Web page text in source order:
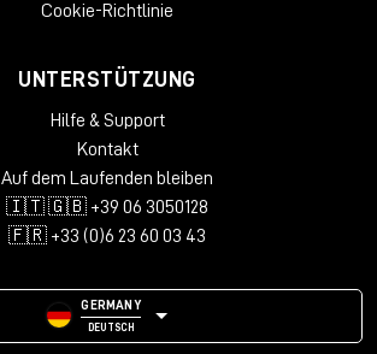
Cookie-Richtlinie
UNTERSTÜTZUNG
Hilfe & Support
Kontakt
Auf dem Laufenden bleiben
🇮🇹 🇬🇧 +39 06 3050128
🇫🇷 +33 (0)6 23 60 03 43
GERMANY
DEUTSCH